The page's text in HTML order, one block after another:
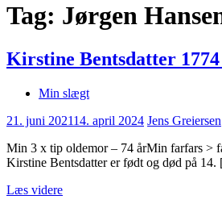
Tag: Jørgen
Kirstine Bentsdatter 1774
Min slægt
21. juni 202114. april 2024 Jens Greiersen
Min 3 x tip oldemor – 74 årMin farfars >
Kirstine Bentsdatter er født og død på
Læs videre